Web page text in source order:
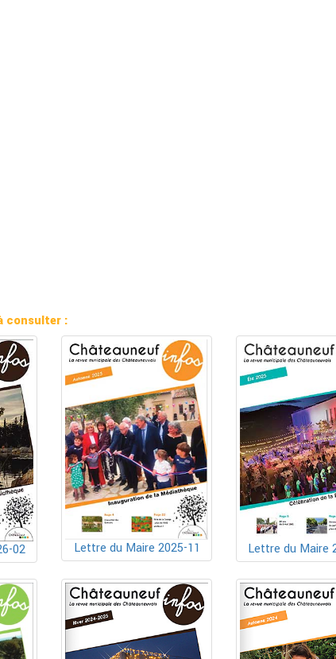
consulter :
02 Lettre du Maire 2025-11 Lettre du Maire